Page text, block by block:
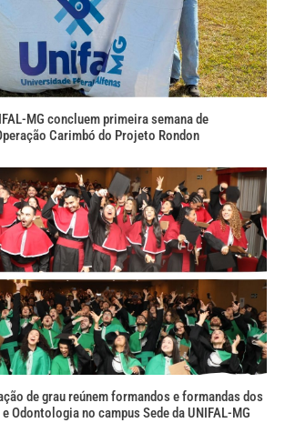
MG concluem primeira semana de
Carimbó do Projeto Rondon
de grau reúnem formandos e formandas dos
Odontologia no campus Sede da UNIFAL-MG